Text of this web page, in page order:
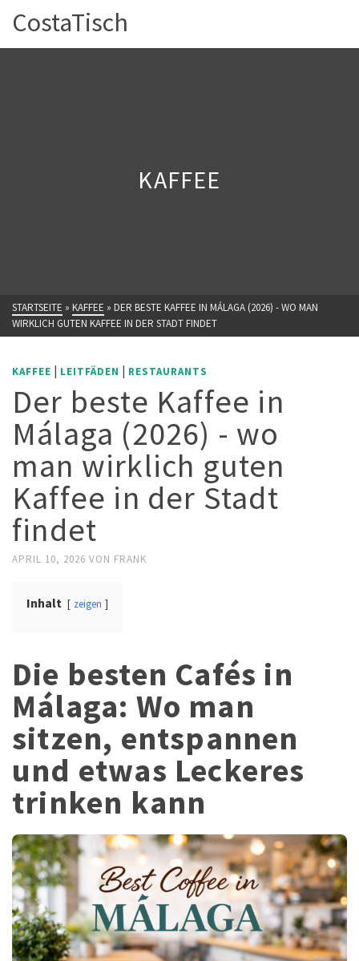
CostaTisch
KAFFEE
STARTSEITE » KAFFEE » DER BESTE KAFFEE IN MÁLAGA (2026) - WO MAN
WIRKLICH GUTEN KAFFEE IN DER STADT FINDET
KAFFEE | LEITFÄDEN | RESTAURANTS
Der beste Kaffee in
Málaga (2026) - wo
man wirklich guten
Kaffee in der Stadt
findet
APRIL 10, 2026 VON FRANK
Inhalt zeigen
Die besten Cafés in
Málaga: Wo man
sitzen, entspannen
und etwas Leckeres
trinken kann